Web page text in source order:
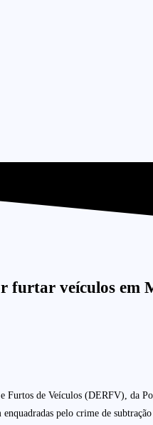
furtar veículos em
Furtos de Veículos (DERFV),
pelo crime de